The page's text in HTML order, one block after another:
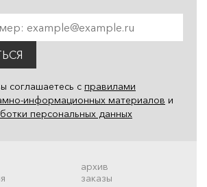
соглашаетесь с правилами
информационных материалов и
персональных данных
архив
заказы